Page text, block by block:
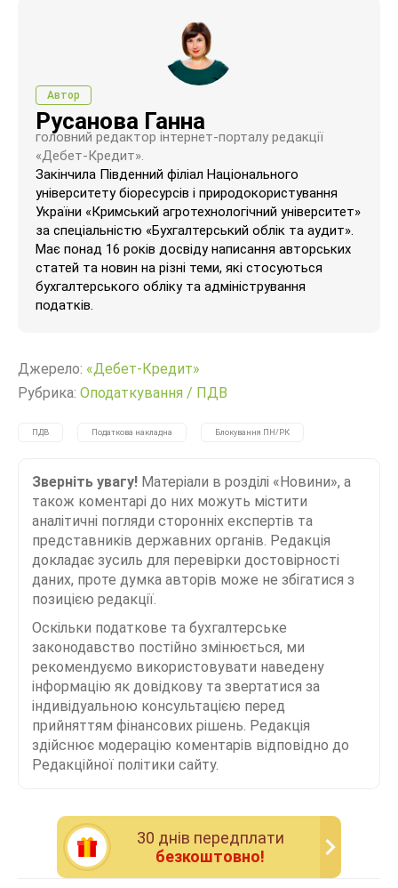
Автор
Русанова Ганна
головний редактор інтернет-порталу редакції
«Дебет-Кредит».
Закінчила Південний філіал Національного
університету біоресурсів і природокористування
України «Кримський агротехнологічний університет»
за спеціальністю «Бухгалтерський облік та аудит».
Має понад 16 років досвіду написання авторських
статей та новин на різні теми, які стосуються
бухгалтерського обліку та адміністрування
податків.
Джерело: «Дебет-Кредит»
Рубрика: Оподаткування / ПДВ
ПДВ Податкова накладна Блокування ПН/РК
Зверніть увагу! Матеріали в розділі «Новини», а
також коментарі до них можуть містити
аналітичні погляди сторонніх експертів та
представників державних органів. Редакція
докладає зусиль для перевірки достовірності
даних, проте думка авторів може не збігатися з
позицією редакції.
Оскільки податкове та бухгалтерське
законодавство постійно змінюється, ми
рекомендуємо використовувати наведену
інформацію як довідкову та звертатися за
індивідуальною консультацією перед
прийняттям фінансових рішень. Редакція
здійснює модерацію коментарів відповідно до
Редакційної політики сайту.
30 днiв передплати
безкоштовно!